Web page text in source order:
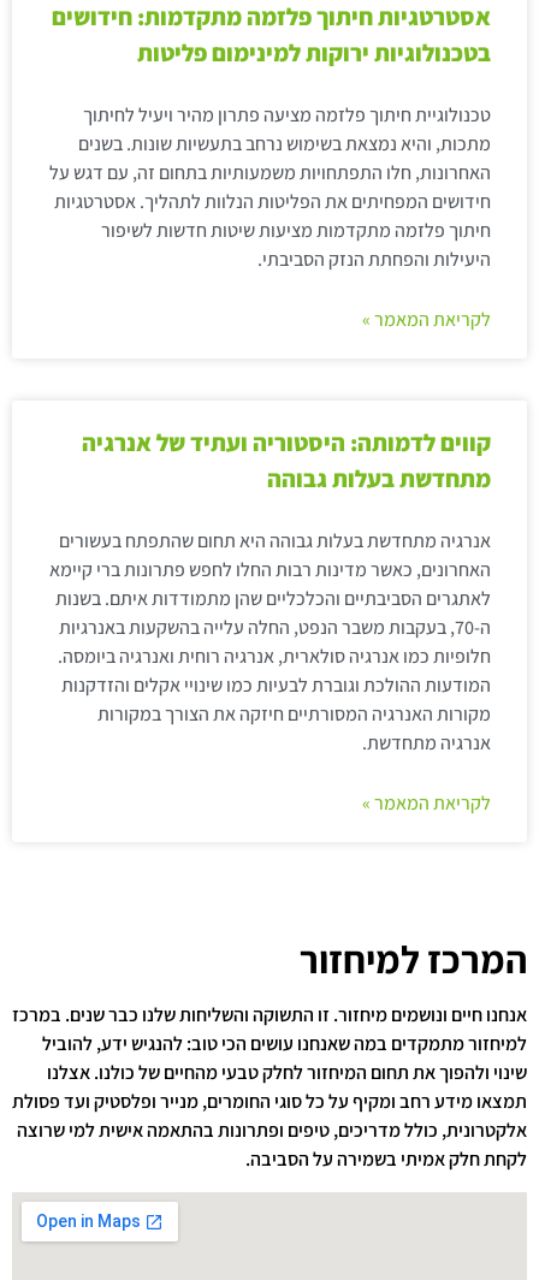
אסטרטגיות חיתוך פלזמה מתקדמות: חידושים
בטכנולוגיות ירוקות למינימום פליטות
טכנולוגיית חיתוך פלזמה מציעה פתרון מהיר ויעיל לחיתוך
מתכות, והיא נמצאת בשימוש נרחב בתעשיות שונות. בשנים
האחרונות, חלו התפתחויות משמעותיות בתחום זה, עם דגש על
חידושים המפחיתים את הפליטות הנלוות לתהליך. אסטרטגיות
חיתוך פלזמה מתקדמות מציעות שיטות חדשות לשיפור
היעילות והפחתת הנזק הסביבתי.
לקריאת המאמר »
קווים לדמותה: היסטוריה ועתיד של אנרגיה
מתחדשת בעלות גבוהה
אנרגיה מתחדשת בעלות גבוהה היא תחום שהתפתח בעשורים
האחרונים, כאשר מדינות רבות החלו לחפש פתרונות ברי קיימא
לאתגרים הסביבתיים והכלכליים שהן מתמודדות איתם. בשנות
ה-70, בעקבות משבר הנפט, החלה עלייה בהשקעות באנרגיות
חלופיות כמו אנרגיה סולארית, אנרגיה רוחית ואנרגיה ביומסה.
המודעות ההולכת וגוברת לבעיות כמו שינויי אקלים והזדקנות
מקורות האנרגיה המסורתיים חיזקה את הצורך במקורות
אנרגיה מתחדשת.
לקריאת המאמר »
המרכז למיחזור
אנחנו חיים ונושמים מיחזור. זו התשוקה והשליחות שלנו כבר שנים. במרכז
למיחזור מתמקדים במה שאנחנו עושים הכי טוב: להנגיש ידע, להוביל
שינוי ולהפוך את תחום המיחזור לחלק טבעי מהחיים של כולנו. אצלנו
תמצאו מידע רחב ומקיף על כל סוגי החומרים, מנייר ופלסטיק ועד פסולת
אלקטרונית, כולל מדריכים, טיפים ופתרונות בהתאמה אישית למי שרוצה
לקחת חלק אמיתי בשמירה על הסביבה.